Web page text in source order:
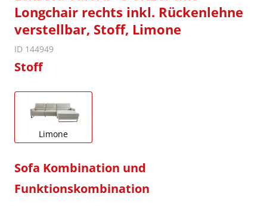
Longchair rechts inkl. Rückenlehne
verstellbar, Stoff, Limone
ID 144949
Stoff
Limone
Sofa Kombination und
Funktionskombination